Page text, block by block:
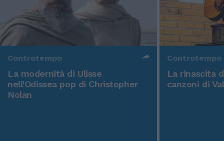
Controtempo
La modernità di Ulisse
nell'Odissea pop di Christopher
Nolan
Controtempo
La rinascita
canzoni di